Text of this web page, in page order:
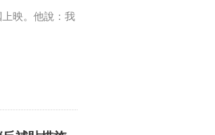
映。他說：我